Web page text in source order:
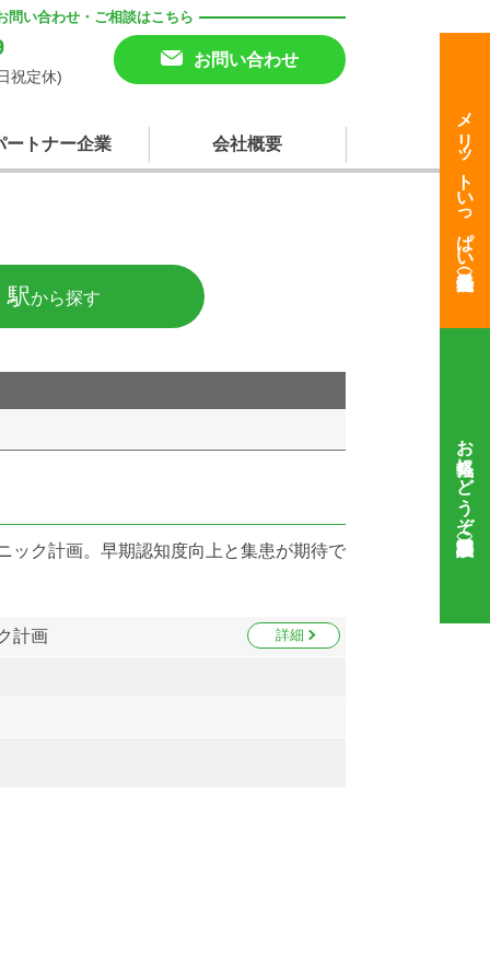
問い合わせ・ご相談はこちら
祝定休)
お問い合わせ
ートナー企業 会社概要
駅から探す
ック計画。早期認知度向上と集患が期待で
計画 詳細
メリットいっぱい
お気軽にどうぞ